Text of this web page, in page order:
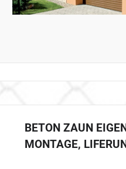
BETON ZAUN
MONTAGE,